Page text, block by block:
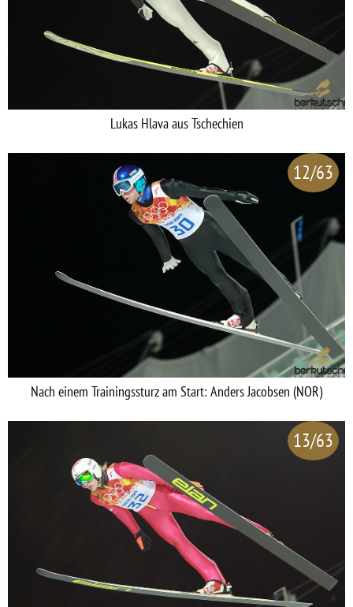
Lukas Hlava aus Tschechien
12/63
Nach einem Trainingssturz am Start: Anders Jacobsen (NOR)
13/63